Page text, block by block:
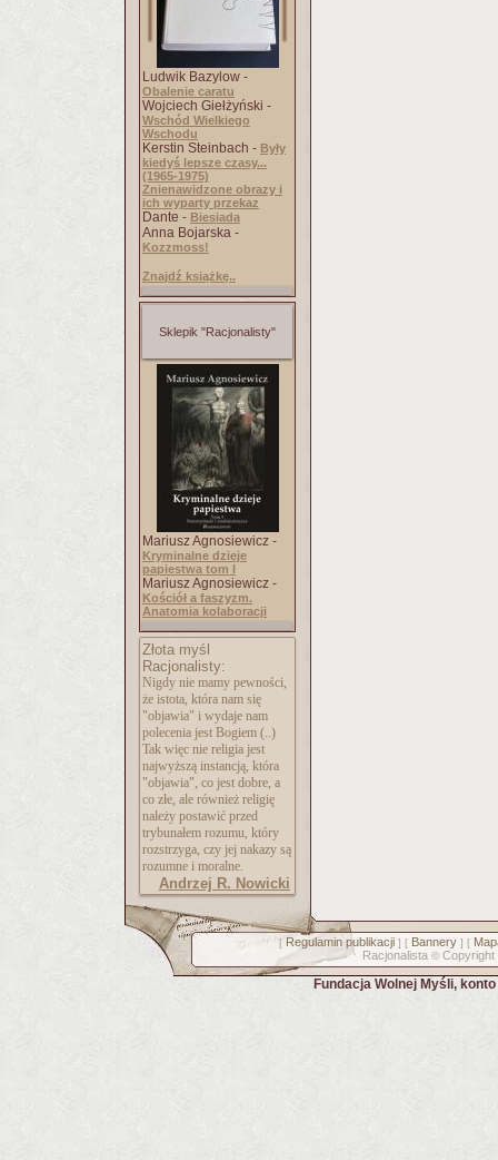
Ludwik Bazylow -
Obalenie caratu
Wojciech Giełżyński -
Wschód Wielkiego
Wschodu
Kerstin Steinbach - Były
kiedyś lepsze czasy...
(1965-1975)
Znienawidzone obrazy i
ich wyparty przekaz
Dante - Biesiada
Anna Bojarska -
Kozzmoss!
Znajdź książkę..
Sklepik "Racjonalisty"
Mariusz Agnosiewicz -
Kryminalne dzieje
papiestwa tom I
Mariusz Agnosiewicz -
Kościół a faszyzm.
Anatomia kolaboracji
Złota myśl
Racjonalisty:
Nigdy nie mamy pewności,
że istota, która nam się
"objawia" i wydaje nam
polecenia jest Bogiem (..)
Tak więc nie religia jest
najwyższą instancją, która
"objawia", co jest dobre, a
co złe, ale również religię
należy postawić przed
trybunałem rozumu, który
rozstrzyga, czy jej nakazy są
rozumne i moralne.
Andrzej R. Nowicki
[ Regulamin publikacji] [ Bannery] [
Racjonalista © Copyright
Fundacja Wolnej Myśli,